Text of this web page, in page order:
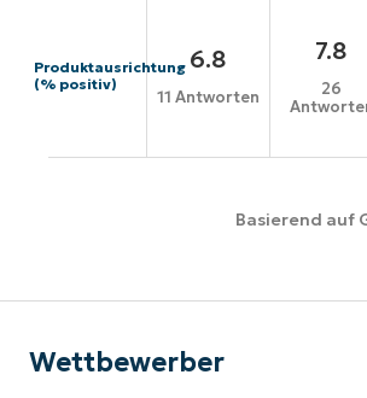
Produktausrichtung
(% positiv)
6.8
11 Antworten
7.8
26
Basierend auf
Wettbewerber